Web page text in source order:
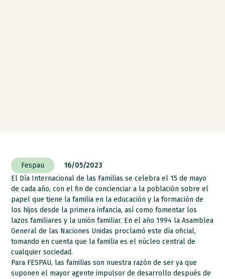
Fespau
16/05/2023
El Día Internacional de las Familias se celebra el 15 de mayo
de cada año, con el fin de concienciar a la población sobre el
papel que tiene la familia en la educación y la formación de
los hijos desde la primera infancia, así como fomentar los
lazos familiares y la unión familiar. En el año 1994 la Asamblea
General de las Naciones Unidas proclamó este día oficial,
tomando en cuenta que la familia es el núcleo central de
cualquier sociedad.
Para FESPAU, las familias son nuestra razón de ser ya que
suponen el mayor agente impulsor de desarrollo después de